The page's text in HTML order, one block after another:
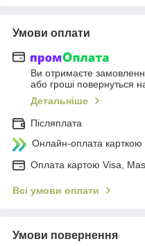
Умови оплати
Ви отримаєте
або гроші повернуться
Детальніше
Післяплата
Онлайн-оплата
Оплата картою Visa,
Всі умови оплати
Умови повернення